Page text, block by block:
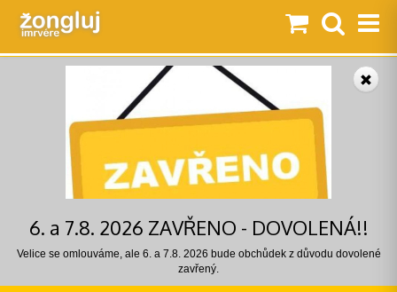
6. a 7.8. 2026 ZAVŘENO - DOVOLENÁ!!
Velice se omlouváme, ale 6. a 7.8. 2026 bude obchůdek z důvodu dovolené
zavřený.